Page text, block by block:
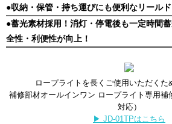
●収納・保管・持ち運びにも便利なリール
●蓄光素材採用！消灯・停電後も一定時間
全性・利便性が向上！
ロープライトを長くご使用いただくた
補修部材オールインワン ロープライト専用補
対応）
▶ JD-01TPはこちら